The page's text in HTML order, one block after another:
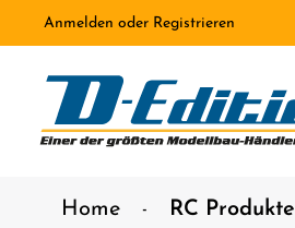
springen
Anmelden oder Registrieren
Home RC Produkte